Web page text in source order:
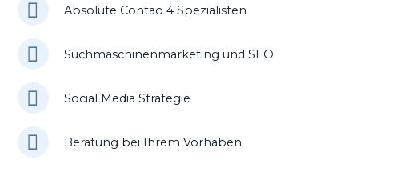
Absolute Contao 4 Spezialisten
Suchmaschinenmarketing und SEO
Social Media Strategie
Beratung bei Ihrem Vorhaben